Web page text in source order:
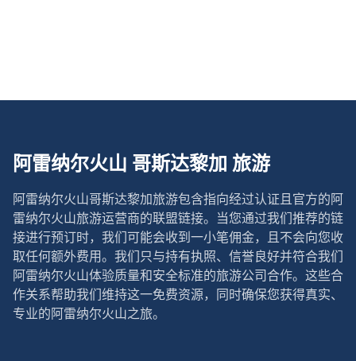
阿雷纳尔火山 哥斯达黎加 旅游
阿雷纳尔火山哥斯达黎加旅游包含指向经过认证且官方的阿
雷纳尔火山旅游运营商的联盟链接。当您通过我们推荐的链
接进行预订时，我们可能会收到一小笔佣金，且不会向您收
取任何额外费用。我们只与持有执照、信誉良好并符合我们
阿雷纳尔火山体验质量和安全标准的旅游公司合作。这些合
作关系帮助我们维持这一免费资源，同时确保您获得真实、
专业的阿雷纳尔火山之旅。